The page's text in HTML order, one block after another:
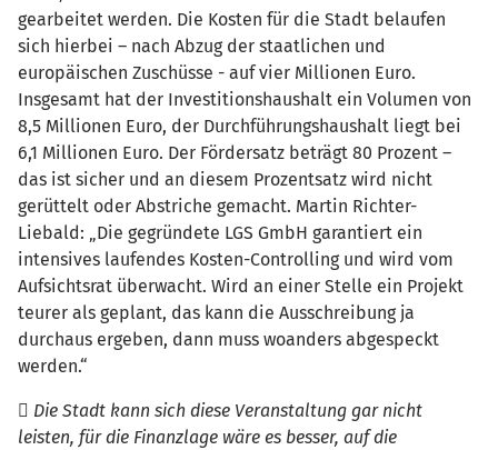
gearbeitet werden. Die Kosten für die Stadt belaufen
sich hierbei – nach Abzug der staatlichen und
europäischen Zuschüsse - auf vier Millionen Euro.
Insgesamt hat der Investitionshaushalt ein Volumen von
8,5 Millionen Euro, der Durchführungshaushalt liegt bei
6,1 Millionen Euro. Der Fördersatz beträgt 80 Prozent –
das ist sicher und an diesem Prozentsatz wird nicht
gerüttelt oder Abstriche gemacht. Martin Richter-
Liebald: „Die gegründete LGS GmbH garantiert ein
intensives laufendes Kosten-Controlling und wird vom
Aufsichtsrat überwacht. Wird an einer Stelle ein Projekt
teurer als geplant, das kann die Ausschreibung ja
durchaus ergeben, dann muss woanders abgespeckt
werden.“
 Die Stadt kann sich diese Veranstaltung gar nicht
leisten, für die Finanzlage wäre es besser, auf die